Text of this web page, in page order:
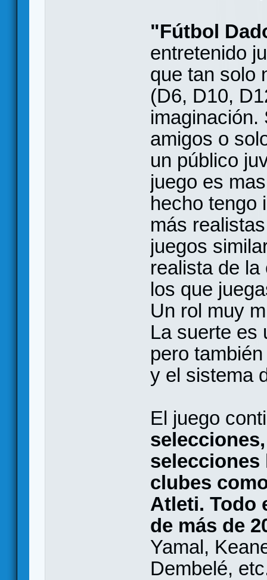
"Fútbol
entretenido
que tan solo
(D6, D10,
imaginación.
amigos o
un público
juego es
hecho tengo
más
juegos
realista de
los que
Un rol muy
La suerte es
pero
y el sistema
El juego
selecciones
clubes
Atleti. Todo
de más de
Yamal,
Dembelé,